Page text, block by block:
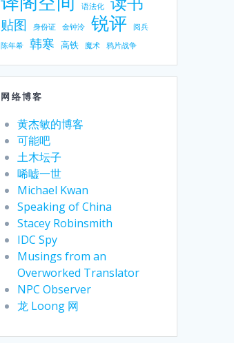
语法化
贴图 身份证 金钟泠 锐评
阅兵
陈年希
韩寒 高铁 魔术 鸦片战争
网络博客
黄杰敏的博客
可能吧
土木坛子
唏嘘一世
Michael Kwan
Speaking of China
Stacey Robinsmith
IDC Spy
Musings from an
Overworked Translator
NPC Observer
龙 Loong 网